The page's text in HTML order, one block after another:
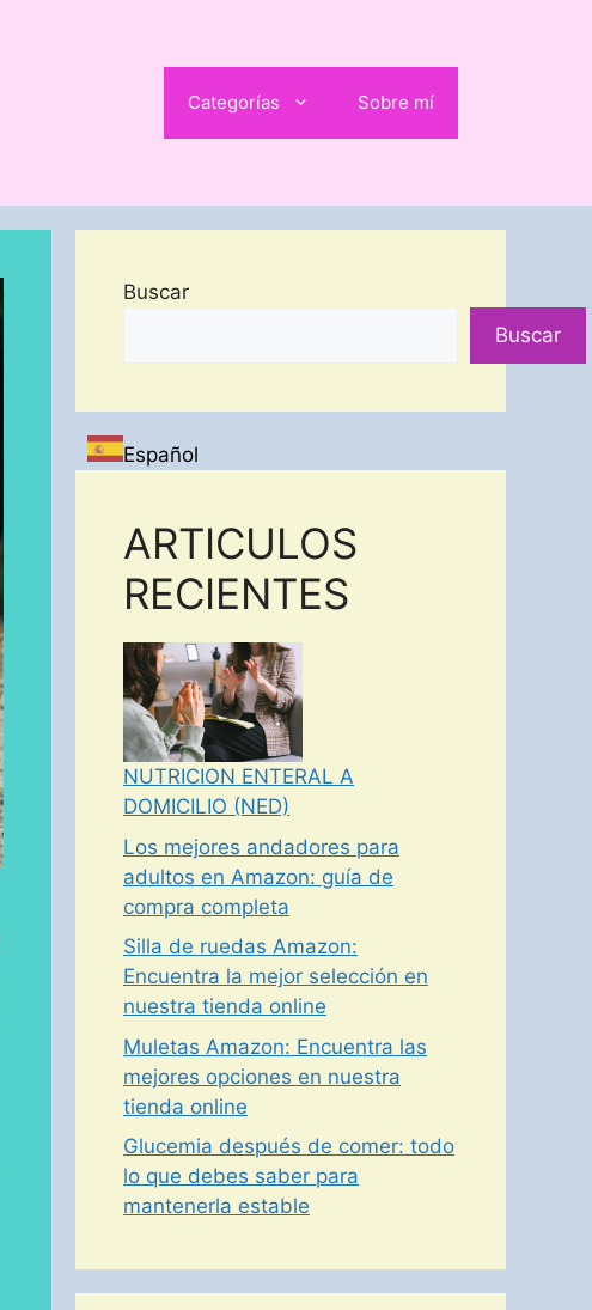
Categorías Sobre mí
Buscar
Buscar
Español
ARTICULOS
RECIENTES
NUTRICION ENTERAL A
DOMICILIO (NED)
Los mejores andadores para
adultos en Amazon: guía de
compra completa
Silla de ruedas Amazon:
Encuentra la mejor selección en
nuestra tienda online
Muletas Amazon: Encuentra las
mejores opciones en nuestra
tienda online
Glucemia después de comer: todo
lo que debes saber para
mantenerla estable